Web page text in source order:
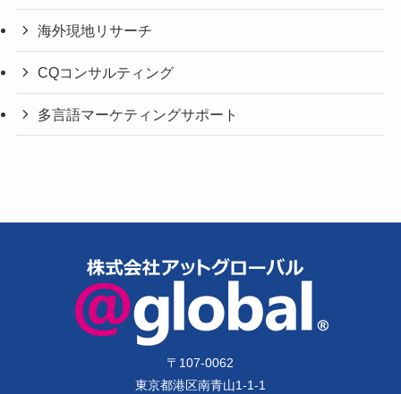
海外現地リサーチ
CQコンサルティング
多言語マーケティングサポート
〒 107-0062
東京都港区南青山1-1-1